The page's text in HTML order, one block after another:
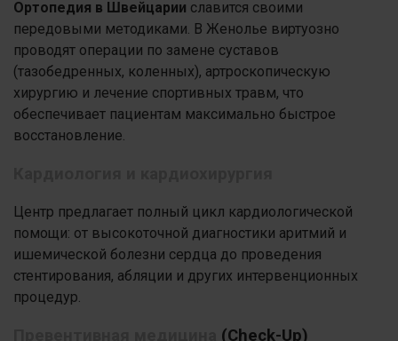
Ортопедия в Швейцарии славится своими
передовыми методиками. В Женолье виртуозно
проводят операции по замене суставов
(тазобедренных, коленных), артроскопическую
хирургию и лечение спортивных травм, что
обеспечивает пациентам максимально быстрое
восстановление.
Центр предлагает полный цикл кардиологической
помощи: от высокоточной диагностики аритмий и
ишемической болезни сердца до проведения
стентирования, абляции и других интервенционных
процедур.
(Check-Up)